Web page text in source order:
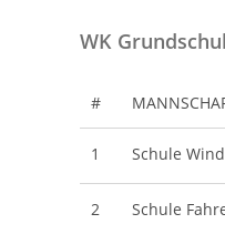
WK
#
1 Schule
2 Schule